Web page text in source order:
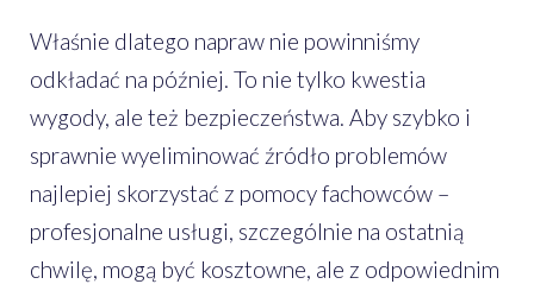
Właśnie dlatego napraw nie powinniśmy
odkładać na później. To nie tylko kwestia
wygody, ale też bezpieczeństwa. Aby szybko i
sprawnie wyeliminować źródło problemów
najlepiej skorzystać z pomocy fachowców –
profesjonalne usługi, szczególnie na ostatnią
chwilę, mogą być kosztowne, ale z odpowiednim